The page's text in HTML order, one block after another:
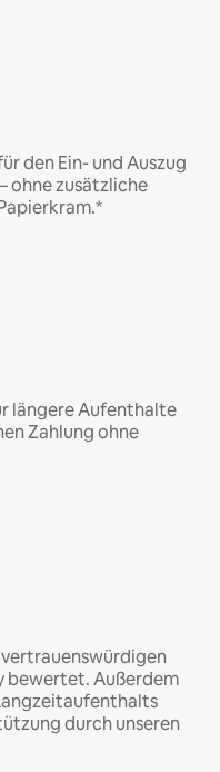
den Ein- und Auszug
ohne zusätzliche
längere Aufenthalte
Zahlung ohne
bewertet. Außerdem
durch unseren